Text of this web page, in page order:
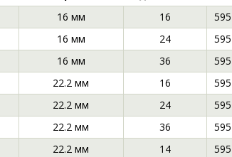
16 мм 16
16 мм 24
16 мм 36
22.2 мм 16
22.2 мм 24
22.2 мм 36
22.2 мм 14